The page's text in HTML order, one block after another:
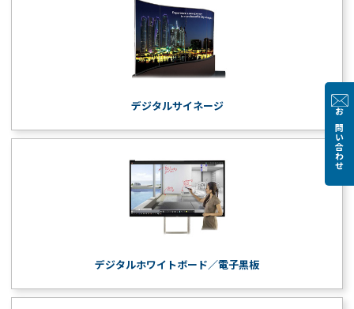
お問い合わせ
デジタルサイネージ
デジタルホワイトボード／電子黒板